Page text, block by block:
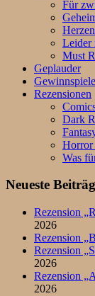
Für
Leider
Must
Geplauder
Gewinnspiele
Rezensionen
Dark
Was
Neueste
Rezension
2026
Rezension
Rezension
2026
Rezension
2026